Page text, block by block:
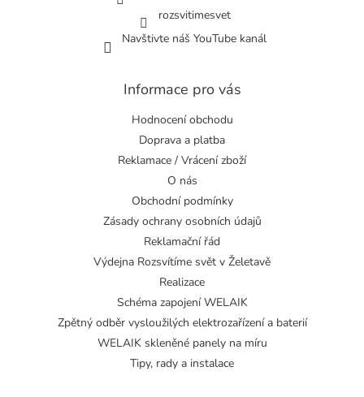
rozsvitimesvet
Navštivte náš YouTube kanál
Informace pro vás
Hodnocení obchodu
Doprava a platba
Reklamace / Vrácení zboží
O nás
Obchodní podmínky
Zásady ochrany osobních údajů
Reklamační řád
Výdejna Rozsvítíme svět v Želetavě
Realizace
Schéma zapojení WELAIK
Zpětný odběr vysloužilých elektrozařízení a baterií
WELAIK skleněné panely na míru
Tipy, rady a instalace